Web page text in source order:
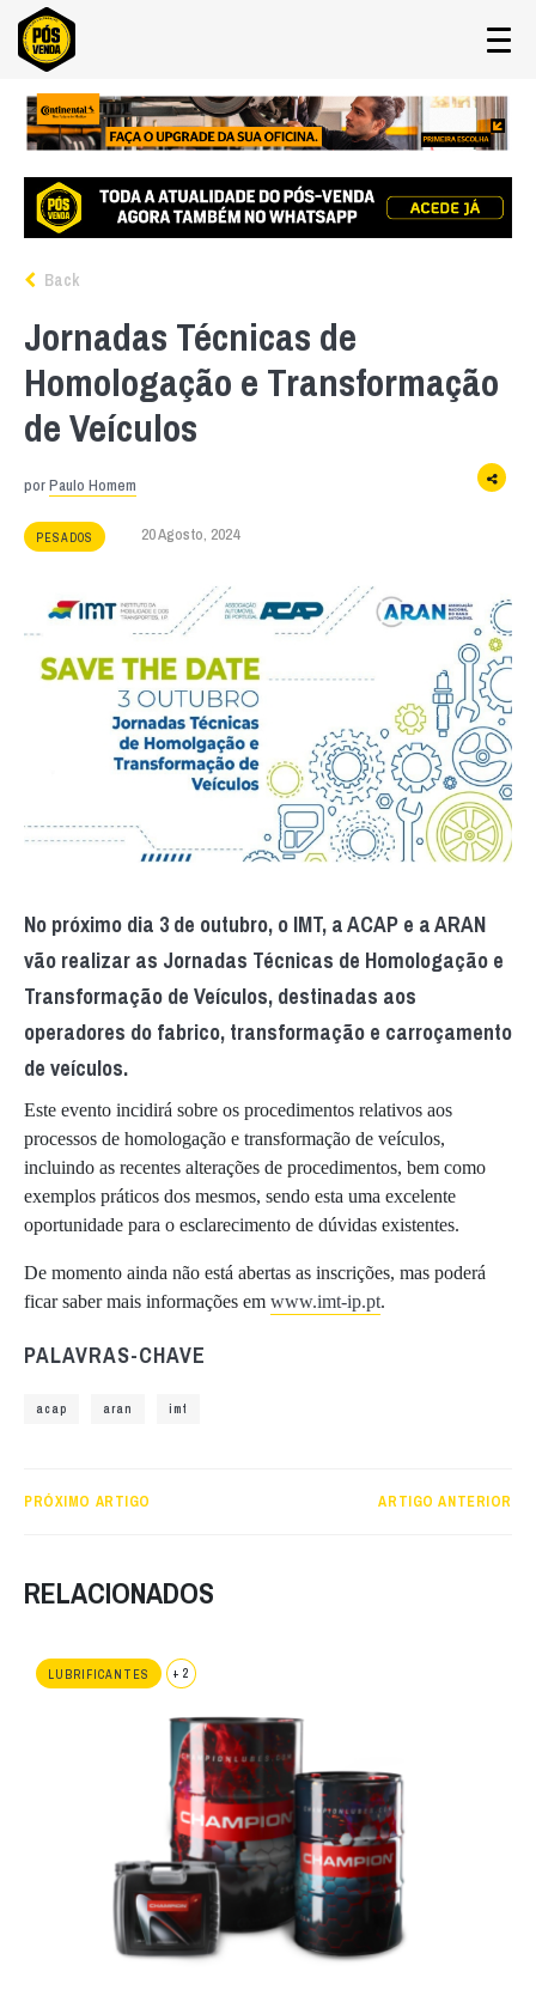
Back
Jornadas Técnicas de
Homologação e Transformação
de Veículos
porPaulo Homem
PESADOS 20 Agosto, 2024
No próximo dia 3 de outubro, o IMT, a ACAP e a ARAN
vão realizar as Jornadas Técnicas de Homologação e
Transformação de Veículos, destinadas aos
operadores do fabrico, transformação e carroçamento
de veículos.
Este evento incidirá sobre os procedimentos relativos aos
processos de homologação e transformação de veículos,
incluindo as recentes alterações de procedimentos, bem como
exemplos práticos dos mesmos, sendo esta uma excelente
oportunidade para o esclarecimento de dúvidas existentes.
De momento ainda não está abertas as inscrições, mas poderá
ficar saber mais informações em www.imt-ip.pt.
PALAVRAS-CHAVE
acap aran imt
PRÓXIMO ARTIGO ARTIGO ANTERIOR
RELACIONADOS
LUBRIFICANTES + 2